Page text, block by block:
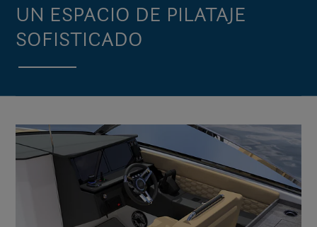
UN ESPACIO DE PILATAJE
SOFISTICADO